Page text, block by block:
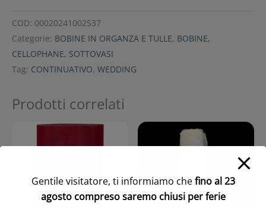
COD: 00020241002537
Categorie: BOBINE IN ORGANZA E TULLE, BOBINE,
CELLOPHANE, SOTTOVASI
Tag: CONTINUATIVO, WEDDING
Prodotti correlati
Gentile visitatore, ti informiamo chefino al 23
agosto compreso saremo chiusi per ferie